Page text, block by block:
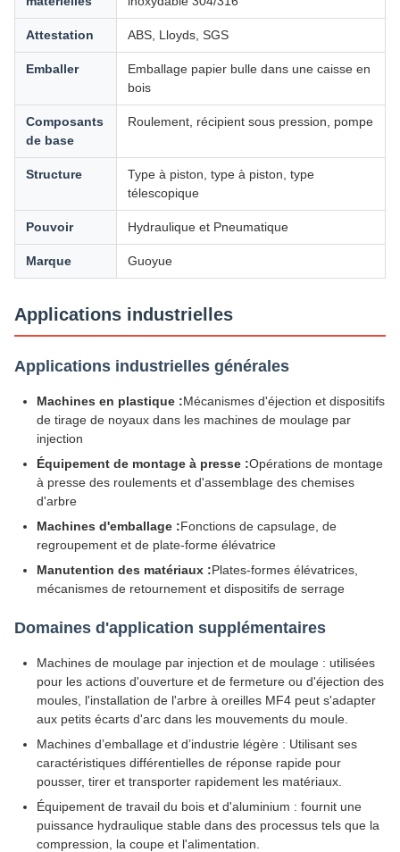
Attestation ABS, Lloyds, SGS
Emballer
Emballage papier bulle dans une caisse en
bois
Composants
de base
Roulement, récipient sous pression, pompe
Structure
Type à piston, type à piston, type
télescopique
Pouvoir Hydraulique et Pneumatique
Marque Guoyue
Applications industrielles
Applications industrielles générales
Machines en plastique :Mécanismes d'éjection et dispositifs
de tirage de noyaux dans les machines de moulage par
injection
Équipement de montage à presse :Opérations de montage
à presse des roulements et d'assemblage des chemises
d'arbre
Machines d'emballage :Fonctions de capsulage, de
regroupement et de plate-forme élévatrice
Manutention des matériaux :Plates-formes élévatrices,
mécanismes de retournement et dispositifs de serrage
Domaines d'application supplémentaires
Machines de moulage par injection et de moulage : utilisées
pour les actions d'ouverture et de fermeture ou d'éjection des
moules, l'installation de l'arbre à oreilles MF4 peut s'adapter
aux petits écarts d'arc dans les mouvements du moule.
Machines d’emballage et d’industrie légère : Utilisant ses
caractéristiques différentielles de réponse rapide pour
pousser, tirer et transporter rapidement les matériaux.
Équipement de travail du bois et d'aluminium : fournit une
puissance hydraulique stable dans des processus tels que la
compression, la coupe et l'alimentation.